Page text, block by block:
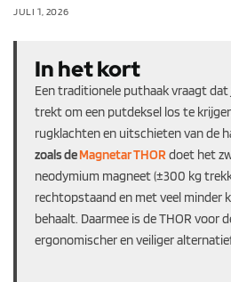
JULI 1, 2026
In het kort
Een traditionele puthaak vraagt
trekt om een putdeksel los te
rugklachten en uitschieten van de
zoals deMagnetar THOR doet het
neodymium magneet (±300 kg
rechtopstaand en met veel minder
behaalt. Daarmee is de THOR voor
ergonomischer en veiliger